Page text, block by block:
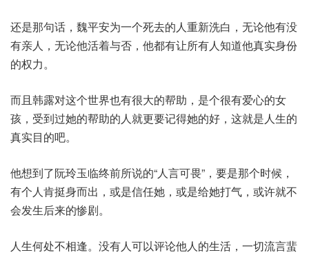
还是那句话，魏平安为一个死去的人重新洗白，无论他有没
有亲人，无论他活着与否，他都有让所有人知道他真实身份
的权力。
而且韩露对这个世界也有很大的帮助，是个很有爱心的女
孩，受到过她的帮助的人就更要记得她的好，这就是人生的
真实目的吧。
他想到了阮玲玉临终前所说的“人言可畏”，要是那个时候，
有个人肯挺身而出，或是信任她，或是给她打气，或许就不
会发生后来的惨剧。
人生何处不相逢。没有人可以评论他人的生活，一切流言蜚